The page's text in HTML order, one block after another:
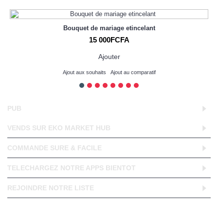
Bouquet de mariage etincelant
15 000FCFA
Ajouter
Ajout aux souhaits Ajout au comparatif
PUB
VENDS SUR EKO MARKET HUB
COMMANDE SURE & FACILE
TELECHARGEZ NOTRE APPS BIENTOT
REJOINDRE NOTRE LISTE